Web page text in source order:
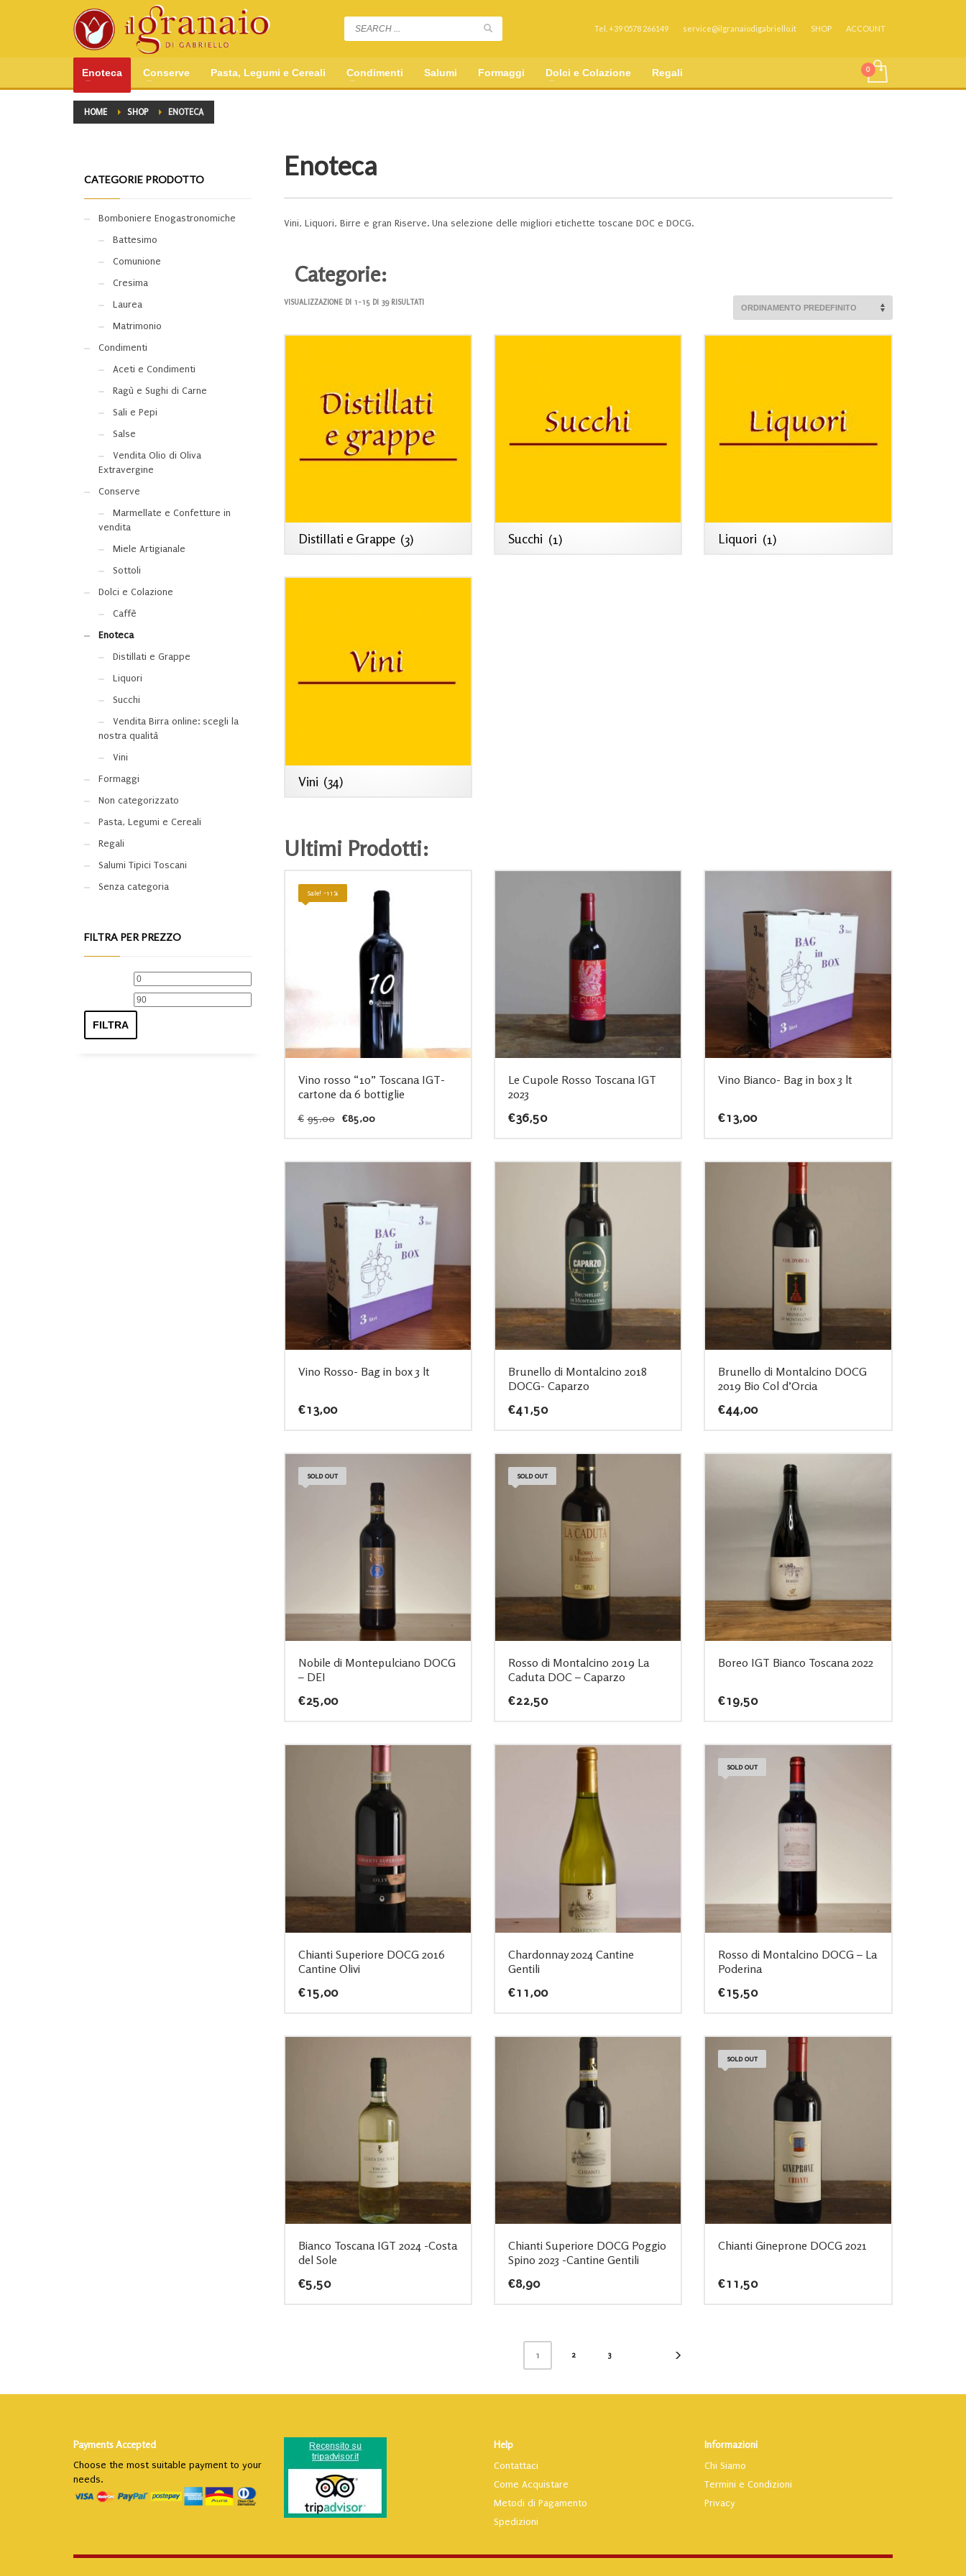
Tel. +39 0578 266149 service@ilgranaiodigabriello.it SHOP ACCOUNT
Enoteca Conserve Pasta, Legumi e Cereali Condimenti Salumi Formaggi Dolci e Colazione Regali
HOME SHOP ENOTECA
Enoteca
Vini, Liquori, Birre e gran Riserve. Una selezione delle migliori etichette toscane DOC e DOCG.
Categorie:
VISUALIZZAZIONE DI 1-15 DI 39 RISULTATI
Distillati e Grappe (3) Succhi (1) Liquori (1)
Vini (34)
Ultimi Prodotti:
Sale! -11%
Vino rosso “10” Toscana IGT-
cartone da 6 bottiglie
€ 95,00
Il
€85,00Il
Le Cupole Rosso Toscana IGT
2023
€36,50
Vino Bianco- Bag in box 3 lt
€13,00
Vino Rosso- Bag in box 3 lt
€13,00
Brunello di Montalcino 2018
DOCG- Caparzo
€41,50
Brunello di Montalcino DOCG
2019 Bio Col d’Orcia
€44,00
SOLD OUT
Nobile di Montepulciano DOCG
– DEI
€25,00
SOLD OUT
Rosso di Montalcino 2019 La
Caduta DOC – Caparzo
€22,50
Boreo IGT Bianco Toscana 2022
€19,50
Chianti Superiore DOCG 2016
Cantine Olivi
€15,00
Chardonnay 2024 Cantine
Gentili
€11,00
SOLD OUT
Rosso di Montalcino DOCG – La
Poderina
€15,50
Bianco Toscana IGT 2024 -Costa
del Sole
€5,50
Chianti Superiore DOCG Poggio
Spino 2023 -Cantine Gentili
€8,90
SOLD OUT
Chianti Gineprone DOCG 2021
€11,50
1 2 3
CATEGORIE PRODOTTO
Bomboniere Enogastronomiche
Battesimo
Comunione
Cresima
Laurea
Matrimonio
Condimenti
Aceti e Condimenti
Ragù e Sughi di Carne
Sali e Pepi
Salse
Vendita Olio di Oliva
Extravergine
Conserve
Marmellate e Confetture in
vendita
Miele Artigianale
Sottoli
Dolci e Colazione
Caffè
Enoteca
Distillati e Grappe
Liquori
Succhi
Vendita Birra online: scegli la
nostra qualità
Vini
Formaggi
Non categorizzato
Pasta, Legumi e Cereali
Regali
Salumi Tipici Toscani
Senza categoria
FILTRA PER PREZZO
Prezzo
Min
FILTRA
Payments Accepted
Choose the most suitable payment to your
needs.
Help
Contattaci
Come Acquistare
Metodi di Pagamento
Spedizioni
Informazioni
Chi Siamo
Termini e Condizioni
Privacy